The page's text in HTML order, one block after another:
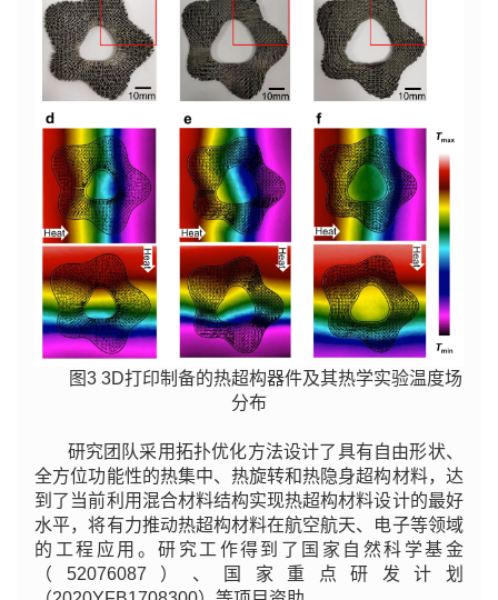
图3 3D打印制备的热超构器件及其热学实验温度场
分布
研究团队采用拓扑优化方法设计了具有自由形状、
全方位功能性的热集中、热旋转和热隐身超构材料，达
到了当前利用混合材料结构实现热超构材料设计的最好
水平，将有力推动热超构材料在航空航天、电子等领域
的工程应用。研究工作得到了国家自然科学基金
（52076087）、国家重点研发计划